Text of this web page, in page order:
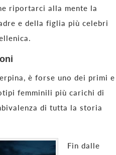
riportarci alla mente la
e della figlia più celebri
è forse uno dei primi e
femminili più carichi di
di tutta la storia
Fin dalle